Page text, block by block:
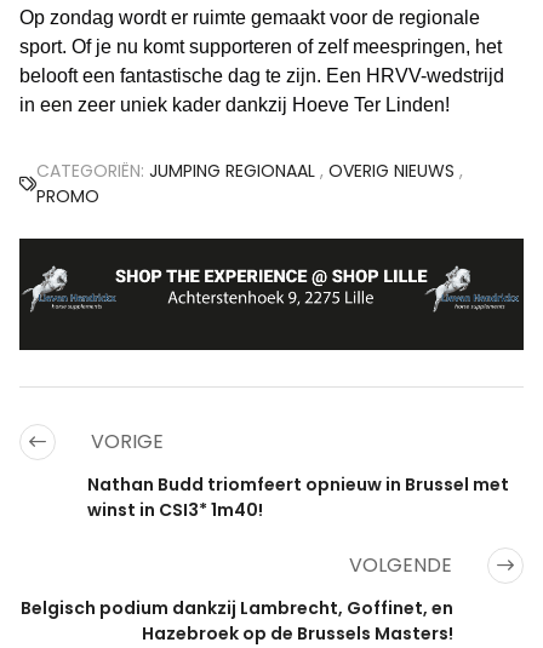
Op zondag wordt er ruimte gemaakt voor de regionale
sport. Of je nu komt supporteren of zelf meespringen, het
belooft een fantastische dag te zijn. Een HRVV-wedstrijd
in een zeer uniek kader dankzij Hoeve Ter Linden!
CATEGORIËN: JUMPING REGIONAAL , OVERIG NIEUWS ,
PROMO
VORIGE
Nathan Budd triomfeert opnieuw in Brussel met
winst in CSI3* 1m40!
VOLGENDE
Belgisch podium dankzij Lambrecht, Goffinet, en
Hazebroek op de Brussels Masters!